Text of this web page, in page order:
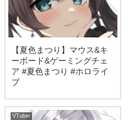
【夏色まつり】マウス&キ
ーボード&ゲーミングチェ
ア #夏色まつり #ホロライ
ブ
VTuber